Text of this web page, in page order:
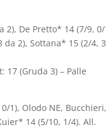
2), De Pretto* 14 (7/9, 0/
2), Sottana* 15 (2/4,
17 (Gruda 3) – Palle
1), Olodo NE, Bucchieri,
14 (5/10, 1/4). All.